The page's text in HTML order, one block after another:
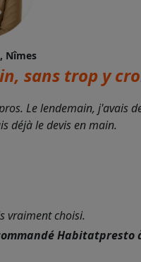
Nîmes
sans trop y
Le lendemain, j'avais
déjà le devis en main.
vraiment choisi.
Habitatpresto